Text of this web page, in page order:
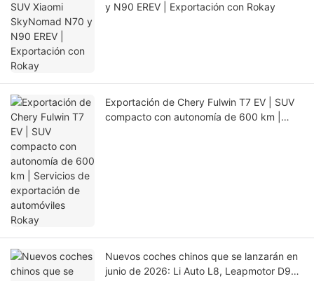
y N90 EREV | Exportación con Rokay
Exportación de Chery Fulwin T7 EV | SUV
compacto con autonomía de 600 km |
Nuevos coches chinos que se lanzarán en
junio de 2026: Li Auto L8, Leapmotor D99,